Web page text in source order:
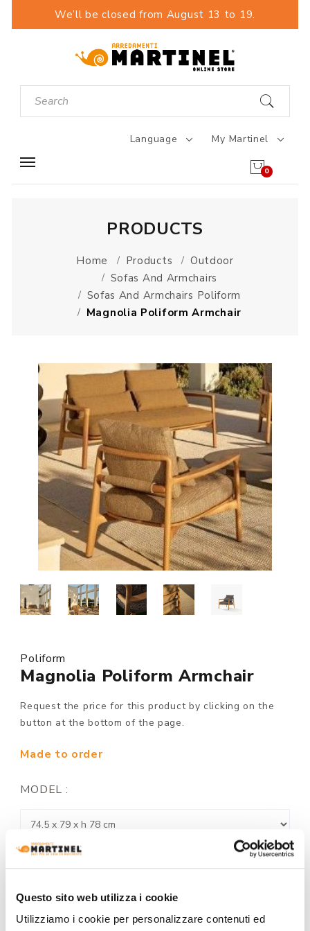
Questo sito web utilizza i cookie
Utilizziamo i cookie per personalizzare contenuti ed
We’ll be closed from August 13 to 19.
Language My Martinel
0
PRODUCTS
Home Products
Outdoor
Sofas And Armchairs
Sofas And Armchairs Poliform
Magnolia Poliform Armchair
Poliform
Magnolia Poliform Armchair
Request the price for this product by clicking on the
button at the bottom of the page.
Made to order
MODEL :
STRUCTURE FINISHING: